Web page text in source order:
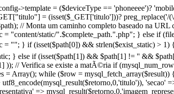
>template = ($deviceType == 'phoneeee')?
= (isset($_GET['titulo']))?
// Monta um caminho completo baseado na URL
"content/static/".$complete_path.".php"; } else if
""; } if (isset($path[0]) && strlen($exist_static) >
} else if (isset($path[1]) && $path[1] != '' &&
)); // Verifica se existe a matÃ©ria if
= Array(); while ($row =
'secao'
=>